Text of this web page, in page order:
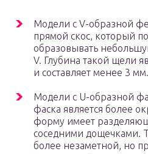
Модели с V-образной
прямой скос, который
образовывать
V. Глубина такой щели
и составляет менее 3 мм.
Модели с U-образной
фаска является более
форму имеет
соседними дощечками.
более незаметной, но